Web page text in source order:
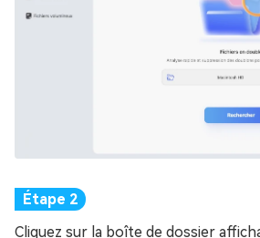
Cliquez sur la boîte de dossier